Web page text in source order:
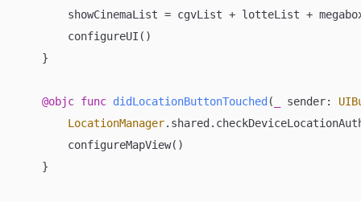
        showCinemaList
= cgvList + lotteList +
        configureUI()
    }
@objc func didLocationButtonTouched ( sender:
LocationManager
        configureMapView()
    }